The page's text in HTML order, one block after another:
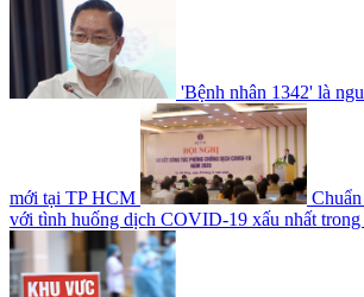
'Bệnh nhân 1342' là
mới tại TP HCM
với tình huống dịch COVID-19 xấu nhất